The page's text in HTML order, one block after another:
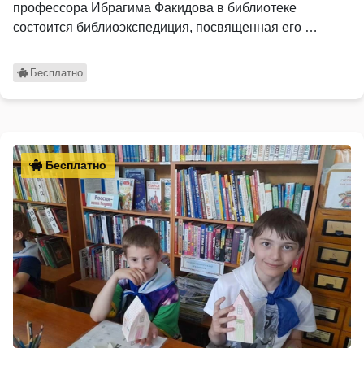
профессора Ибрагима Факидова в библиотеке
состоится библиоэкспедиция, посвященная его …
Бесплатно
Бесплатно